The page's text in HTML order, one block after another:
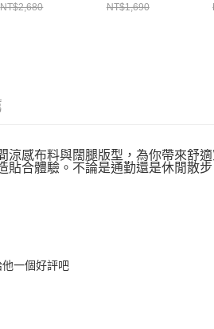
NT$2,680 NT$1,690
涼感布料與闊腿版型，為你帶來舒
貼合體驗。不論是通勤還是休閒散
一個好評吧